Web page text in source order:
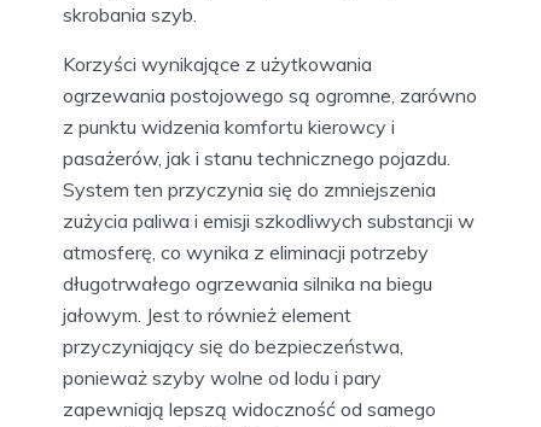
skrobania szyb.
Korzyści wynikające z użytkowania
ogrzewania postojowego są ogromne, zarówno
z punktu widzenia komfortu kierowcy i
pasażerów, jak i stanu technicznego pojazdu.
System ten przyczynia się do zmniejszenia
zużycia paliwa i emisji szkodliwych substancji w
atmosferę, co wynika z eliminacji potrzeby
długotrwałego ogrzewania silnika na biegu
jałowym. Jest to również element
przyczyniający się do bezpieczeństwa,
ponieważ szyby wolne od lodu i pary
zapewniają lepszą widoczność od samego